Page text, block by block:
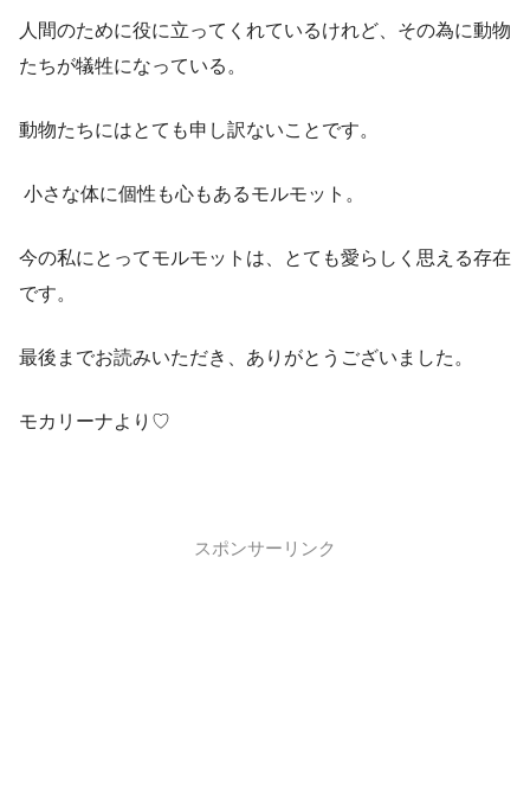
人間のために役に立ってくれているけれど、その為に動物
たちが犠牲になっている。
動物たちにはとても申し訳ないことです。
小さな体に個性も心もあるモルモット。
今の私にとってモルモットは、とても愛らしく思える存在
です。
最後までお読みいただき、ありがとうございました。
モカリーナより♡
スポンサーリンク